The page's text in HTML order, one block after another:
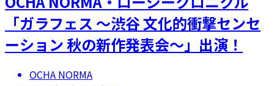
「ガラフェス ～渋谷 文化的衝撃センセ
ーション 秋の新作発表会～」出演！
OCHA NORMA